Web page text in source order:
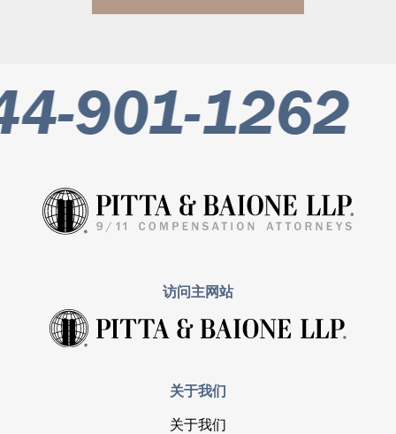
901-1262
访问主网站
关于我们
关于我们